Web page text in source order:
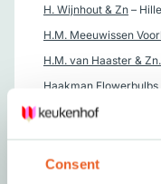
Consent
H. Wijnhout & Zn –
H.M. Meeuwissen
H.M. van Haaster &
Haakman Flowerbulbs
Heemskerk Vaste
Holland Bulb Market